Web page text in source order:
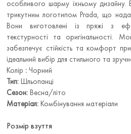
особливого шарму їхньому дизайну.
трикутним логотипом Prada, що
Вони виготовлені із пряжі з
текстурності та оригінальності.
забезпечує стійкість та комфорт
ідеальний вибір для стильного та
Колір : Чорний
Тип: Шльопанці
Сезон: Весна/літо
Матеріал: Комбінування матеріали
Розмір взуття